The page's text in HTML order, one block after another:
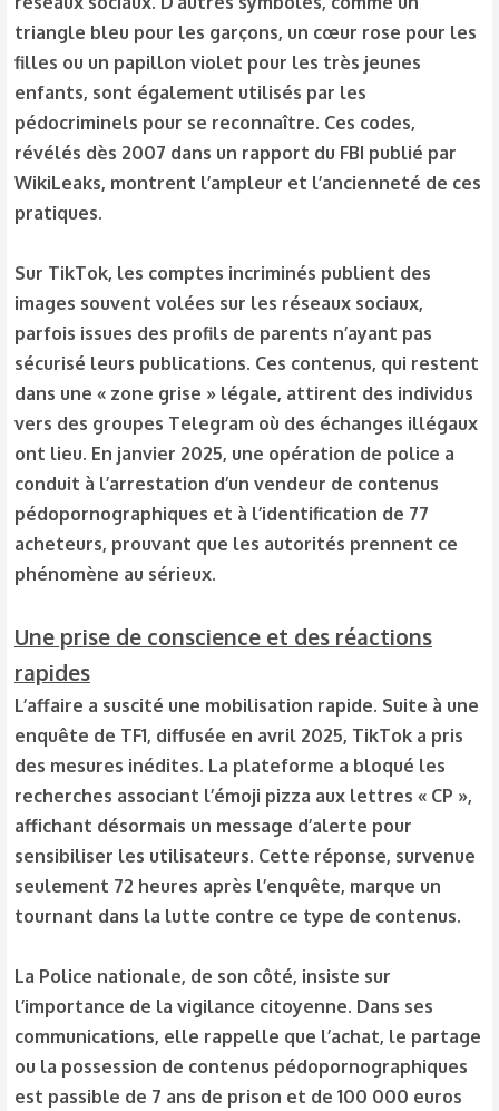
triangle bleu pour les garçons, un cœur rose pour les
filles ou un papillon violet pour les très jeunes
enfants, sont également utilisés par les
pédocriminels pour se reconnaître. Ces codes,
révélés dès 2007 dans un rapport du FBI publié par
WikiLeaks, montrent l’ampleur et l’ancienneté de ces
pratiques.
Sur TikTok, les comptes incriminés publient des
images souvent volées sur les réseaux sociaux,
parfois issues des profils de parents n’ayant pas
sécurisé leurs publications. Ces contenus, qui restent
dans une « zone grise » légale, attirent des individus
vers des groupes Telegram où des échanges illégaux
ont lieu. En janvier 2025, une opération de police a
conduit à l’arrestation d’un vendeur de contenus
pédopornographiques et à l’identification de 77
acheteurs, prouvant que les autorités prennent ce
phénomène au sérieux.
Une prise de conscience et des réactions
rapides
L’affaire a suscité une mobilisation rapide. Suite à une
enquête de TF1, diffusée en avril 2025, TikTok a pris
des mesures inédites. La plateforme a bloqué les
recherches associant l’émoji pizza aux lettres « CP »,
affichant désormais un message d’alerte pour
sensibiliser les utilisateurs. Cette réponse, survenue
seulement 72 heures après l’enquête, marque un
tournant dans la lutte contre ce type de contenus.
La Police nationale, de son côté, insiste sur
l’importance de la vigilance citoyenne. Dans ses
communications, elle rappelle que l’achat, le partage
ou la possession de contenus pédopornographiques
est passible de 7 ans de prison et de 100 000 euros